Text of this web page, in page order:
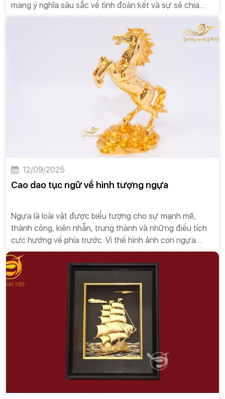
mang ý nghĩa sâu sắc về tình đoàn kết và sự sẻ chia.
Câu nói này không chỉ phản ánh một sự thật trong đời
sống tự nhiên mà còn là một bài học đạo đức quý giá
12/09/2025
Cao dao tục ngữ về hình tượng ngựa
Ngựa là loài vật được biểu tượng cho sự mạnh mẽ,
thành công, kiên nhẫn, trung thành và những điều tích
cực hướng về phía trước. Vì thế hình ảnh con ngựa
mang một ý nghĩa tinh thần rất phong phú và được văn
hóa dân tộc ta đón nhận một cách tích cực.